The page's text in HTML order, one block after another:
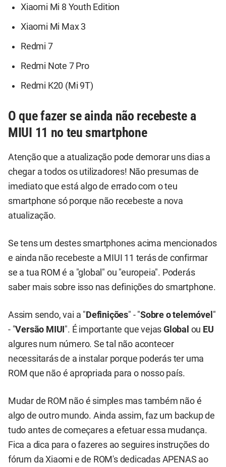
Xiaomi Mi 8 Youth Edition
Xiaomi Mi Max 3
Redmi 7
Redmi Note 7 Pro
Redmi K20 (Mi 9T)
O que fazer se ainda não recebeste a
MIUI 11 no teu smartphone
Atenção que a atualização pode demorar uns dias a
chegar a todos os utilizadores! Não presumas de
imediato que está algo de errado com o teu
smartphone só porque não recebeste a nova
atualização.
Se tens um destes smartphones acima mencionados
e ainda não recebeste a MIUI 11 terás de confirmar
se a tua ROM é a "global" ou "europeia". Poderás
saber mais sobre isso nas definições do smartphone.
Assim sendo, vai a " Definições" - "Sobre o telemóvel "
- "Versão MIUI ". É importante que vejasGlobal ou EU
algures num número. Se tal não acontecer
necessitarás de a instalar porque poderás ter uma
ROM que não é apropriada para o nosso país.
Mudar de ROM não é simples mas também não é
algo de outro mundo. Ainda assim, faz um backup de
tudo antes de começares a efetuar essa mudança.
Fica a dica para o fazeres ao seguires instruções do
fórum da Xiaomi e de ROM's dedicadas APENAS ao